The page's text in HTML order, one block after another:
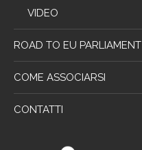
VIDEO
ROAD TO EU PARLIAMENT
COME ASSOCIARSI
CONTATTI